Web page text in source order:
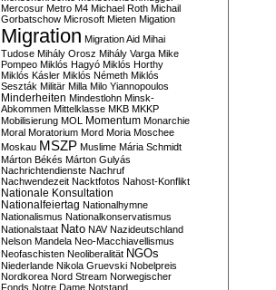
Mercosur Metro M4 Michael Roth Michail
Gorbatschow Microsoft Mieten Migation
Migration Migration Aid Mihai
Tudose Mihály Orosz Mihály Varga Mike
Pompeo Miklós Hagyó Miklós Horthy
Miklós Kásler Miklós Németh Miklós
Seszták Militär Milla Milo Yiannopoulos
Minderheiten Mindestlohn Minsk-
Abkommen Mittelklasse MKB MKKP
Mobilisierung MOL Momentum Monarchie
Moral Moratorium Mord Moria Moschee
Moskau MSZP Muslime Mária Schmidt
Márton Békés Márton Gulyás
Nachrichtendienste Nachruf
Nachwendezeit Nacktfotos Nahost-Konflikt
Nationale Konsultation
Nationalfeiertag Nationalhymne
Nationalismus Nationalkonservatismus
Nationalstaat Nato NAV Nazideutschland
Nelson Mandela Neo-Macchiavellismus
Neofaschisten Neoliberalität NGOs
Niederlande Nikola Gruevski Nobelpreis
Nordkorea Nord Stream Norwegischer
Fonds Notre Dame Notstand